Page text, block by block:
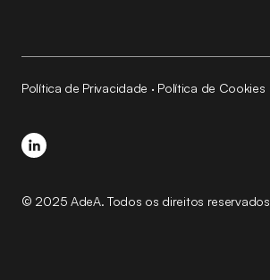
© 2025 AdeA. Todos os direitos reservados
Política de Privacidade · Política de Cookies